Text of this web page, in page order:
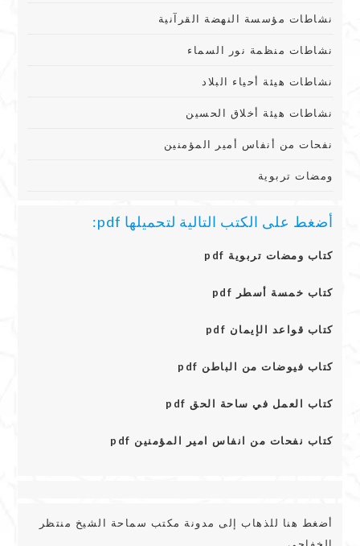
نشاطات مؤسسة النهضة القرآنية
نشاطات منظمة نور السماء
نشاطات هيئة أحياء البلاد
نشاطات هيئة أخلاق الحسين
نفحات من أنفاس أمير المؤمنين
ومضات تربوية
أضغط على الكتب التالية لتحميلها pdf:
كتاب ومضات تربوية pdf
كتاب خمسة أسطر pdf
كتاب قواعد الإيمان pdf
كتاب فيوضات من الباطن pdf
كتاب العمل في ساحة الحق pdf
كتاب نفحات من انفاس امير المؤمنين pdf
أضغط هنا للذهاب إلى مدونة مكتب سماحة الشيخ منتظر
الخفاجي